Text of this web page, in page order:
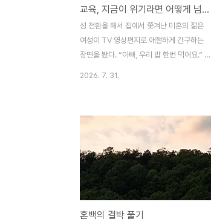
대의 두 아들을 봤다. 징검다리를 건널까 했
는데 그냥 더 내려갔다. 조금만 더 내려가면
다른 징검다리도 있고 지난봄 시청에서 군데
군데 최..
교육, 지금이 위기라면 어떻게 넘을 수 있을까 (2026.7.31)
성 전환을 해서 집에서 쫓겨난 미혼의 젊은
여성이 TV 영상편지로 애절하게 간구하는
장면을 봤다. “아빠, 우리 밥 한번 먹어요.” 부
더니 한마디 말도 없이 ‘가위바위보’를 한다.
한 녀석이 “안 내면…” 하자, 상대는 미소를
지으며 얼른 손을 내민다. 게임이 끝나자 이
번에도 말없이 제 갈 길을 간다. “밥 한번 먹
자”보다 창의적이고 신선해서 애들은 우리와
2026. 7. 31.
혼백의 결박 풀기